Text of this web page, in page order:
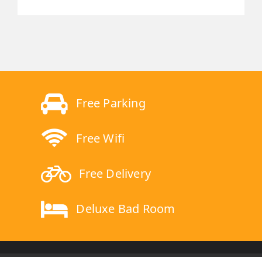
Free Parking
Free Wifi
Free Delivery
Deluxe Bad Room